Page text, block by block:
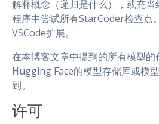
解释概念（递归是什么），或充
程序中尝试所有StarCoder检查点
VSCode扩展。
在本博客文章中提到的所有模型的
Hugging Face的模型存储库或模
到。
许可